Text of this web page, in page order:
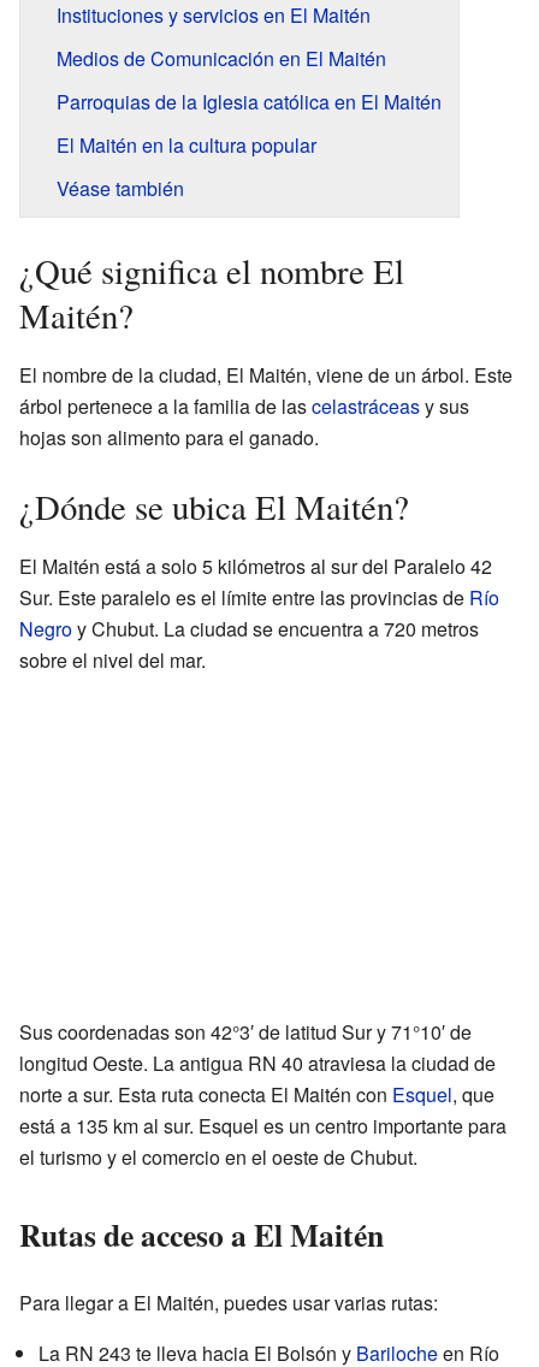
Instituciones y servicios en El Maitén
Medios de Comunicación en El Maitén
Parroquias de la Iglesia católica en El Maitén
El Maitén en la cultura popular
Véase también
¿Qué significa el nombre El
Maitén?
El nombre de la ciudad, El Maitén, viene de un árbol. Este
árbol pertenece a la familia de lascelastráceasy sus
hojas son alimento para el ganado.
¿Dónde se ubica El Maitén?
El Maitén está a solo 5 kilómetros al sur del Paralelo 42
Sur. Este paralelo es el límite entre las provincias de Río
Negroy Chubut. La ciudad se encuentra a 720 metros
sobre el nivel del mar.
Sus coordenadas son 42°3′ de latitud Sur y 71°10′ de
longitud Oeste. La antigua RN 40 atraviesa la ciudad de
norte a sur. Esta ruta conecta El Maitén con Esquel, que
está a 135 km al sur. Esquel es un centro importante para
el turismo y el comercio en el oeste de Chubut.
Rutas de acceso a El Maitén
Para llegar a El Maitén, puedes usar varias rutas:
La RN 243 te lleva hacia El Bolsón y Barilocheen Río